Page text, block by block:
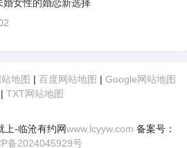
女性的婚恋新选择
站地图 | 百度网站地图 | Google网站地图
| TXT网站地图
上-临沧有约网www.lcyyw.com 备案号：
备2024045929号